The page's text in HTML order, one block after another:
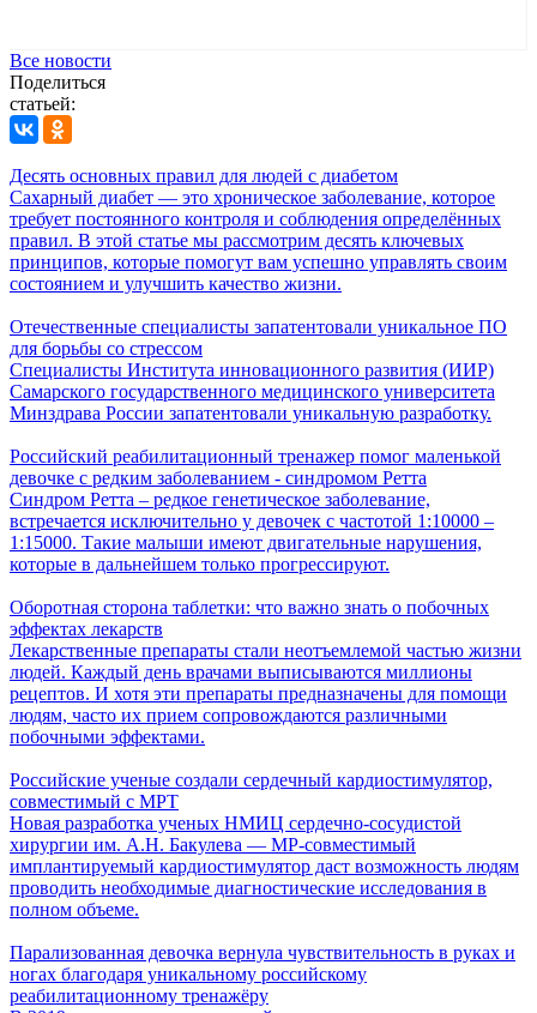
Все новости
Поделиться
статьей:
Десять основных правил для людей с диабетом
Сахарный диабет — это хроническое заболевание, которое
требует постоянного контроля и соблюдения определённых
правил. В этой статье мы рассмотрим десять ключевых
принципов, которые помогут вам успешно управлять своим
состоянием и улучшить качество жизни.
Отечественные специалисты запатентовали уникальное ПО
для борьбы со стрессом
Специалисты Института инновационного развития (ИИР)
Самарского государственного медицинского университета
Минздрава России запатентовали уникальную разработку.
Российский реабилитационный тренажер помог маленькой
девочке с редким заболеванием - синдромом Ретта
Синдром Ретта – редкое генетическое заболевание,
встречается исключительно у девочек с частотой 1:10000 –
1:15000. Такие малыши имеют двигательные нарушения,
которые в дальнейшем только прогрессируют.
Оборотная сторона таблетки: что важно знать о побочных
эффектах лекарств
Лекарственные препараты стали неотъемлемой частью жизни
людей. Каждый день врачами выписываются миллионы
рецептов. И хотя эти препараты предназначены для помощи
людям, часто их прием сопровождаются различными
побочными эффектами.
Российские ученые создали сердечный кардиостимулятор,
совместимый с МРТ
Новая разработка ученых НМИЦ сердечно-сосудистой
хирургии им. А.Н. Бакулева — МР-совместимый
имплантируемый кардиостимулятор даст возможность людям
проводить необходимые диагностические исследования в
полном объеме.
Парализованная девочка вернула чувствительность в руках и
ногах благодаря уникальному российскому
реабилитационному тренажёру